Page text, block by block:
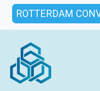
ROTTERDAM